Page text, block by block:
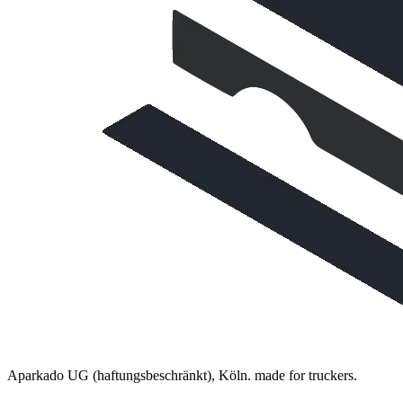
Aparkado UG (haftungsbeschränkt), Köln. made for truckers.